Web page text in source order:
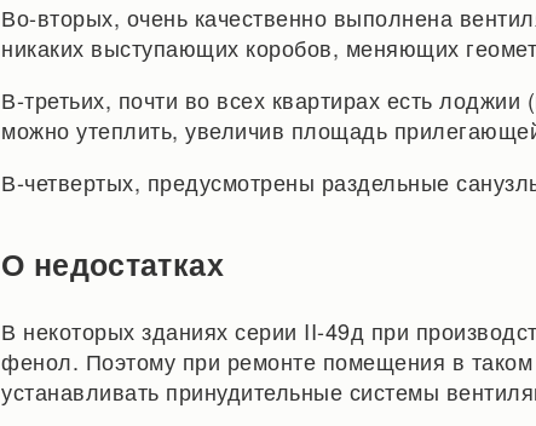
Во-вторых, очень качественно выполнена
никаких выступающих коробов, меняющих
В-третьих, почти во всех квартирах есть
можно утеплить, увеличив площадь
В-четвертых, предусмотрены раздельные
О недостатках
В некоторых зданиях серии II-49д при
фенол. Поэтому при ремонте помещения в
устанавливать принудительные системы